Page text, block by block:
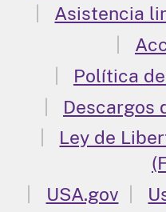
Asistencia
Política
Descargos
Ley de
USA.gov